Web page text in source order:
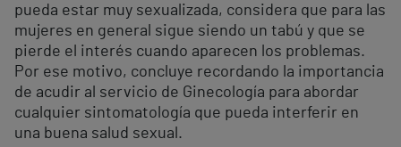
pueda estar muy sexualizada, considera que para las
mujeres en general sigue siendo un tabú y que se
pierde el interés cuando aparecen los problemas.
Por ese motivo, concluye recordando la importancia
de acudir al servicio de Ginecología para abordar
cualquier sintomatología que pueda interferir en
una buena salud sexual.